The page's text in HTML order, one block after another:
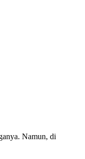
Namun, di